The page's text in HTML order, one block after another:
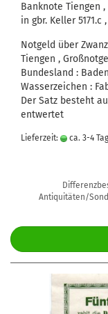
Banknote Tiengen
in gbr. Keller 5171.c
Notgeld über
Tiengen ,
Bundesland :
Wasserzeichen :
Der Satz besteht
entwertet
Lieferzeit: ca. 3-4
Antiquitäten/